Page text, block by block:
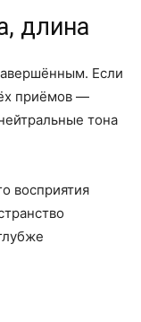
длина
Если
приёмов —
тона
восприятия